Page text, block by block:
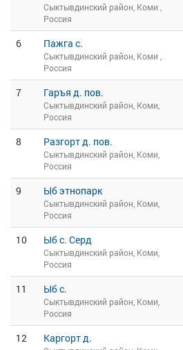
Сыктывдинский район, Коми ,
Россия
6 Пажга с.
Сыктывдинский район, Коми ,
Россия
7 Гаръя д. пов.
Сыктывдинский район, Коми,
Россия
8 Разгорт д. пов.
Сыктывдинский район, Коми,
Россия
9 Ыб этнопарк
Сыктывдинский район, Коми,
Россия
10 Ыб с. Серд
Сыктывдинский район, Коми,
Россия
11 Ыб с.
Сыктывдинский район, Коми,
Россия
12 Каргорт д.